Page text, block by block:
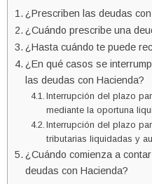
¿Prescriben las deudas
¿Cuándo prescribe una
¿Hasta cuándo te puede
¿En qué casos se
las deudas con Hacienda?
Interrupción del plazo
mediante la oportuna
Interrupción del plazo
tributarias liquidadas y
¿Cuándo comienza a
deudas con Hacienda?